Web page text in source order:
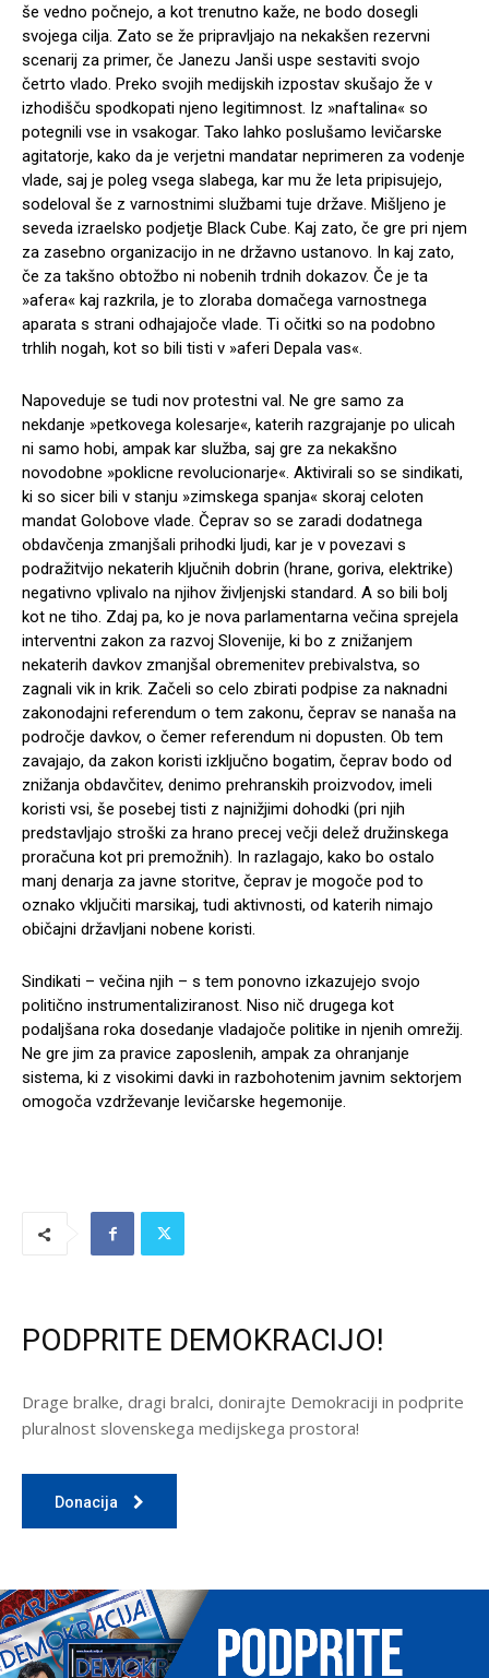
še vedno počnejo, a kot trenutno kaže, ne bodo dosegli
svojega cilja. Zato se že pripravljajo na nekakšen rezervni
scenarij za primer, če Janezu Janši uspe sestaviti svojo
četrto vlado. Preko svojih medijskih izpostav skušajo že v
izhodišču spodkopati njeno legitimnost. Iz »naftalina« so
potegnili vse in vsakogar. Tako lahko poslušamo levičarske
agitatorje, kako da je verjetni mandatar neprimeren za vodenje
vlade, saj je poleg vsega slabega, kar mu že leta pripisujejo,
sodeloval še z varnostnimi službami tuje države. Mišljeno je
seveda izraelsko podjetje Black Cube. Kaj zato, če gre pri njem
za zasebno organizacijo in ne državno ustanovo. In kaj zato,
če za takšno obtožbo ni nobenih trdnih dokazov. Če je ta
»afera« kaj razkrila, je to zloraba domačega varnostnega
aparata s strani odhajajoče vlade. Ti očitki so na podobno
trhlih nogah, kot so bili tisti v »aferi Depala vas«.
Napoveduje se tudi nov protestni val. Ne gre samo za
nekdanje »petkovega kolesarje«, katerih razgrajanje po ulicah
ni samo hobi, ampak kar služba, saj gre za nekakšno
novodobne »poklicne revolucionarje«. Aktivirali so se sindikati,
ki so sicer bili v stanju »zimskega spanja« skoraj celoten
mandat Golobove vlade. Čeprav so se zaradi dodatnega
obdavčenja zmanjšali prihodki ljudi, kar je v povezavi s
podražitvijo nekaterih ključnih dobrin (hrane, goriva, elektrike)
negativno vplivalo na njihov življenjski standard. A so bili bolj
kot ne tiho. Zdaj pa, ko je nova parlamentarna večina sprejela
interventni zakon za razvoj Slovenije, ki bo z znižanjem
nekaterih davkov zmanjšal obremenitev prebivalstva, so
zagnali vik in krik. Začeli so celo zbirati podpise za naknadni
zakonodajni referendum o tem zakonu, čeprav se nanaša na
področje davkov, o čemer referendum ni dopusten. Ob tem
zavajajo, da zakon koristi izključno bogatim, čeprav bodo od
znižanja obdavčitev, denimo prehranskih proizvodov, imeli
koristi vsi, še posebej tisti z najnižjimi dohodki (pri njih
predstavljajo stroški za hrano precej večji delež družinskega
proračuna kot pri premožnih). In razlagajo, kako bo ostalo
manj denarja za javne storitve, čeprav je mogoče pod to
oznako vključiti marsikaj, tudi aktivnosti, od katerih nimajo
običajni državljani nobene koristi.
Sindikati – večina njih – s tem ponovno izkazujejo svojo
politično instrumentaliziranost. Niso nič drugega kot
podaljšana roka dosedanje vladajoče politike in njenih omrežij.
Ne gre jim za pravice zaposlenih, ampak za ohranjanje
sistema, ki z visokimi davki in razbohotenim javnim sektorjem
omogoča vzdrževanje levičarske hegemonije.
PODPRITE DEMOKRACIJO!
Drage bralke, dragi bralci, donirajte Demokraciji in podprite
pluralnost slovenskega medijskega prostora!
Donacija